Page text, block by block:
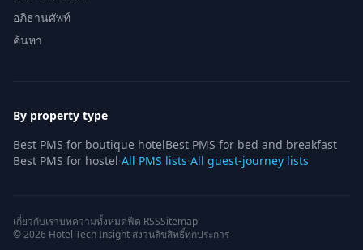
อภิธานศัพท์
ค้นหา
By property type
Best PMS for boutique hotelBest PMS for bed and breakfast
Best PMS for hostel·All PMS lists·All guest-journey lists
เกี่ยวกับเราบทความทั้งหมดฟีด RSSSitemap
© 2026 Hotel Tech Insight สงวนลิขสิทธิ์ทุกประการ